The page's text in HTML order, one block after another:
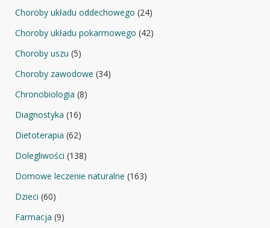
Choroby układu oddechowego (24)
Choroby układu pokarmowego (42)
Choroby uszu (5)
Choroby zawodowe (34)
Chronobiologia (8)
Diagnostyka (16)
Dietoterapia (62)
Dolegliwości (138)
Domowe leczenie naturalne (163)
Dzieci (60)
Farmacja (9)